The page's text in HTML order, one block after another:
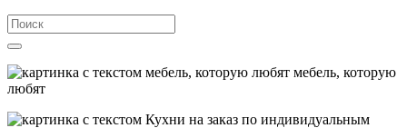
мебель, которую
любят